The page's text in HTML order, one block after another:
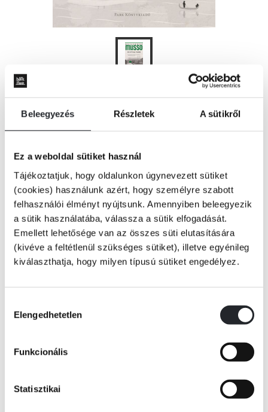
Beleegyezés Részletek A sütikről
Ez a weboldal sütiket használ
Tájékoztatjuk, hogy oldalunkon úgynevezett sütiket
(cookies) használunk azért, hogy személyre szabott
felhasználói élményt nyújtsunk. Amennyiben beleegyezik
a sütik használatába, válassza a sütik elfogadását.
Emellett lehetősége van az összes süti elutasítására
(kivéve a feltétlenül szükséges sütiket), illetve egyénileg
kiválaszthatja, hogy milyen típusú sütiket engedélyez.
kiválasztása
Elengedhetetlen
Funkcionális
Statisztikai
New York, reggel nyolc óra.
Alice, a fiatal párizsi rendőrnő és Gabriel, az amerikai jazz-zongorista
egymáshoz bilincselve ébrednek egy padon a Central Parkban.
Nem ismerik egymást, és arra sem emlékeznek, hogy valaha találkoztak
volna. Alice előző este barátnőivel a Champs-Élysées-n bulizott, Gabriel
pedig egy dublini klubban zongorázott.
Az első döbbenetet megannyi kérdés követi. Hogy kerültek ilyen
veszélyes helyzetbe? Honnan származik a vérfolt Alice ingén? Miért
velük, és visszatérni régi életükhöz, Alice és Gabriel kénytelenek
összefogni. Az igazság, amire rábukkannak, fenekestül felforgatja az
Tovább
KÖNYV ADATAI
VIDEÓK
RÉSZLET A KÖNYVBŐL